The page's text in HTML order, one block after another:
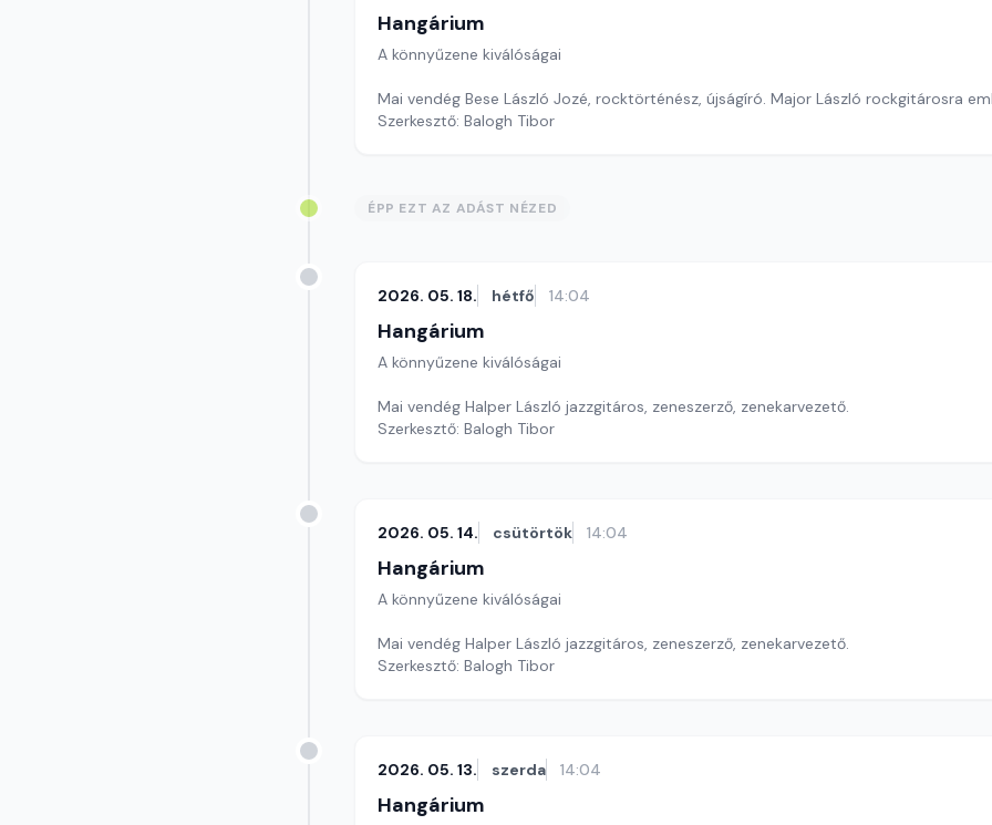
Hangárium
A könnyűzene kiválóságai
Mai vendég Bese László Jozé, rocktörténész, újságíró. Major László rockgitárosra
Szerkesztő: Balogh Tibor
ÉPP EZT AZ ADÁST NÉZED
2026. 05. 18. hétfő 14:04
Hangárium
A könnyűzene kiválóságai
Mai vendég Halper László jazzgitáros, zeneszerző, zenekarvezető.
Szerkesztő: Balogh Tibor
2026. 05. 14. csütörtök 14:04
Hangárium
A könnyűzene kiválóságai
Mai vendég Halper László jazzgitáros, zeneszerző, zenekarvezető.
Szerkesztő: Balogh Tibor
2026. 05. 13. szerda 14:04
Hangárium